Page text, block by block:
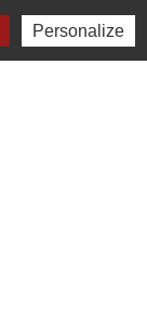
Personalize